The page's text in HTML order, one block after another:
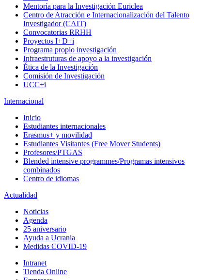
Mentoría para la Investigación Euriclea
Centro de Atracción e Internacionalización del Talento
Investigador (CAIT)
Convocatorias RRHH
Proyectos I+D+i
Programa propio investigación
Infraestruturas de apoyo a la investigación
Ética de la Investigación
Comisión de Investigación
UCC+i
Internacional
Inicio
Estudiantes internacionales
Erasmus+ y movilidad
Estudiantes Visitantes (Free Mover Students)
Profesores/PTGAS
Blended intensive programmes/Programas intensivos
combinados
Centro de idiomas
Actualidad
Noticias
Agenda
25 aniversario
Ayuda a Ucrania
Medidas COVID-19
Intranet
Tienda Online